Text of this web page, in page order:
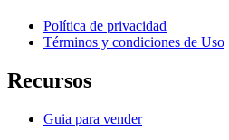
Política de privacidad
Términos y condiciones de Uso
Recursos
Guia para vender